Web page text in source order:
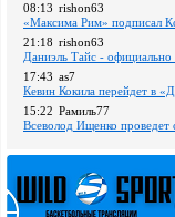
08:13 rishon63
«Максима Рим» подписал
21:18 rishon63
Даниэль Тайс -
17:43 as7
Кевин Кокила перейдет в
15:22 Рамиль77
Всеволод Ищенко проведет